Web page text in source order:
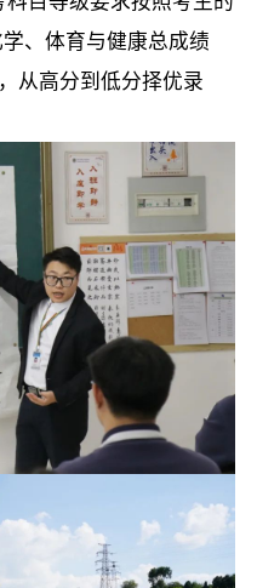
、体育与健康总成绩
从高分到低分择优录